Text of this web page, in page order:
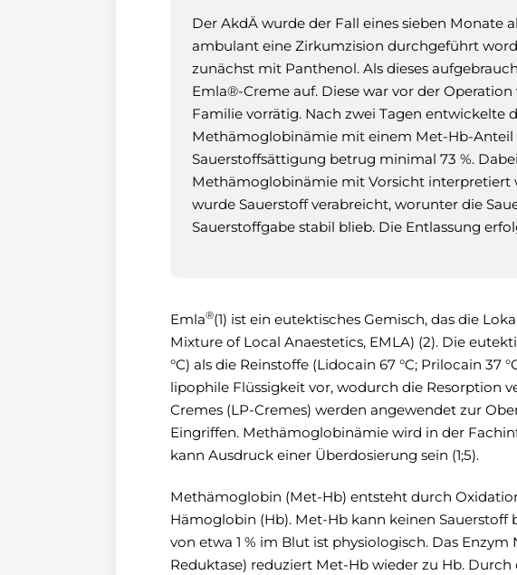
Der AkdÄ wurde der Fall eines sieben Monate
ambulant eine Zirkumzision durchgeführt
zunächst mit Panthenol. Als dieses
Emla®-Creme auf. Diese war vor der
Familie vorrätig. Nach zwei Tagen entwickelte
Methämoglobinämie mit einem Met-Hb-Anteil
Sauerstoffsättigung betrug minimal 73 %.
Methämoglobinämie mit Vorsicht interpretiert
wurde Sauerstoff verabreicht, worunter die
Sauerstoffgabe stabil blieb. Die Entlassung
Emla®(1) ist ein eutektisches Gemisch, das die
Mixture of Local Anaestetics, EMLA) (2). Die
°C) als die Reinstoffe (Lidocain 67 °C; Prilocain
lipophile Flüssigkeit vor, wodurch die Resorption
Cremes (LP-Cremes) werden angewendet zur
Eingriffen. Methämoglobinämie wird in der
kann Ausdruck einer Überdosierung sein (1;5).
Methämoglobin (Met-Hb) entsteht durch
Hämoglobin (Hb). Met-Hb kann keinen
von etwa 1 % im Blut ist physiologisch. Das
Reduktase) reduziert Met-Hb wieder zu Hb.